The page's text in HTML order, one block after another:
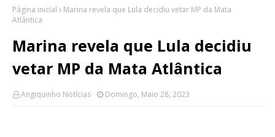
Página inicial
Marina revela que Lula decidiu vetar MP da Mata
Atlântica
Marina revela que Lula decidiu
vetar MP da Mata Atlântica
Angiquinho Notícias Domingo, Maio 28, 2023